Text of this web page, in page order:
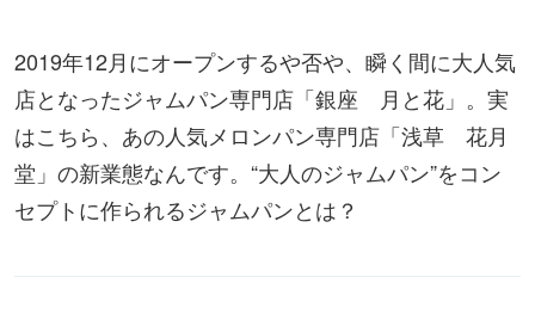
2019年12月にオープンするや否や、瞬く間に大人気
店となったジャムパン専門店「銀座 月と花」。実
はこちら、あの人気メロンパン専門店「浅草 花月
堂」の新業態なんです。“大人のジャムパン”をコン
セプトに作られるジャムパンとは？